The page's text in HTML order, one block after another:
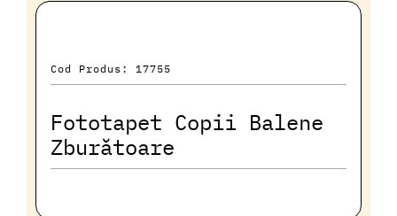
Cod Produs: 17755
Fototapet Copii Balene
Zburătoare